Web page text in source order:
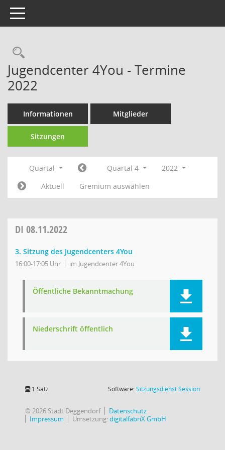
Toggle navigation
Rechercheauswahl
Jugendcenter 4You - Termine
2022
Informationen Mitglieder
Sitzungen
Quartal Quartal 4
2022
Aktuell
Gremium auswählen
DI 08.11.2022
3. Sitzung des Jugendcenters 4You
16:00-17:05 Uhr im Jugendcenter 4You
Öffentliche Bekanntmachung
Niederschrift öffentlich
1 Satz Software:SitzungsdienstSession(Wird in
© 2026 Stadt Deggendorf
Datenschutz
Impressum
Umsetzung:digitalfabriX GmbH